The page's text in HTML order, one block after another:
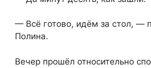
— Всё готово, идём за стол, —
Полина.
Вечер прошёл относительно